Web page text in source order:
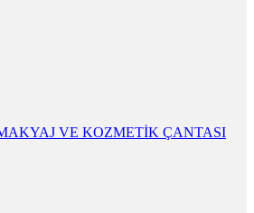
VE KOZMETİK ÇANTASI